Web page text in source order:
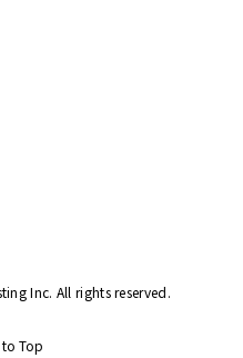
Inc. All rights reserved.
Top